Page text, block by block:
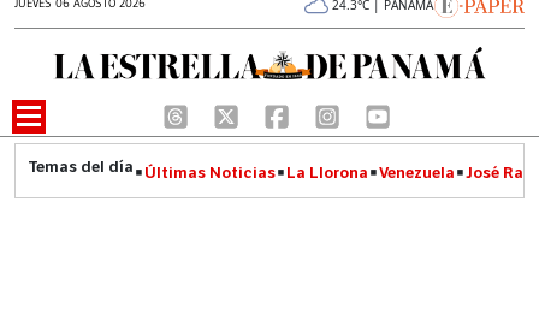
24.3°C | PANAMÁ
Últimas Noticias La Llorona Venezuela José